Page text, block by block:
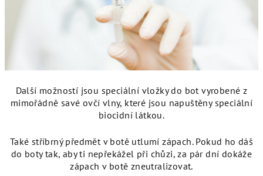
Další možností jsou speciální vložky do bot vyrobené z
mimořádně savé ovčí vlny, které jsou napuštěny speciální
biocidní látkou.
Také stříbrný předmět v botě utlumí zápach. Pokud ho dáš
do boty tak, aby ti nepřekážel při chůzi, za pár dní dokáže
zápach v botě zneutralizovat.